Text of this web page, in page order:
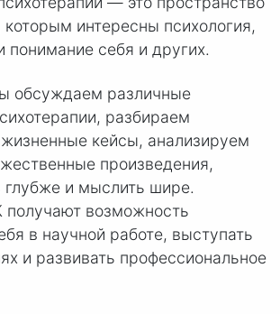
которым интересны психология,
понимание себя и других.
обсуждаем различные
разбираем
кейсы, анализируем
произведения,
глубже и мыслить шире.
получают возможность
в научной работе, выступать
и развивать профессиональное